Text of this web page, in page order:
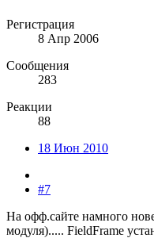
Регистрация
8 Апр 2006
Сообщения
283
Реакции
88
18 Июн 2010
#7
На офф.сайте намного
модуля)..... FieldFrame